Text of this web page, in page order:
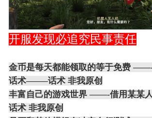
大人
Lv.8
02-10 15:45
电脑端 其他&工具
单机辅助引流私下售卖服务器外挂
作弊模组的发布规范近期收到一些信息
作弊模组在联机服务器使用,为了维护
环境，中文网特此发布以下声明，规范
开服发现必追究民事责任
金币是每天都能领取的等于免费 ——-
话术——–话术 非我原创
丰富自己的游戏世界 ——-借用某某
话术 非我原创